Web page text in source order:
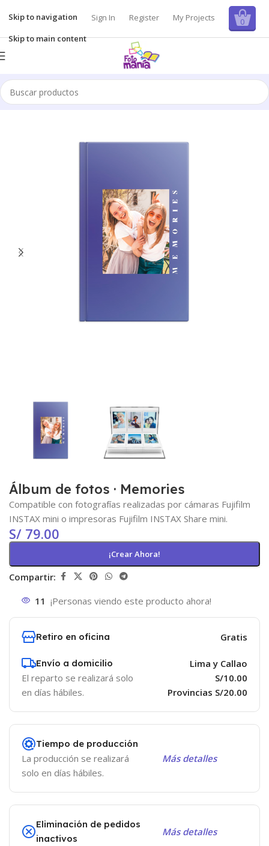
Sign In Register My Projects 0
Skip to navigation
Skip to main content
Inicio/Álbum de fotos
Álbum de fotos · Memories
Compatible con fotografías realizadas por cámaras Fujifilm
INSTAX mini o impresoras Fujifilm INSTAX Share mini.
S/ 79.00
¡Crear Ahora!
Compartir:
11 ¡Personas viendo este producto ahora!
Retiro en oficina Gratis
Envío a domicilio
El reparto se realizará solo
en días hábiles.
Lima y Callao
S/10.00
Provincias S/20.00
Tiempo de producción
La producción se realizará
solo en días hábiles.
Más detalles
Eliminación de pedidos
inactivos
Más detalles